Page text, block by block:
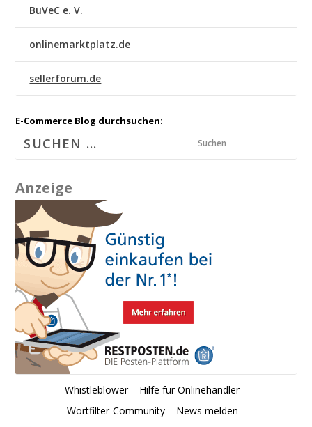
BuVeC e. V.
onlinemarktplatz.de
sellerforum.de
E-Commerce Blog durchsuchen:
Suchen
Anzeige
Whistleblower
Hilfe für Onlinehändler
Wortfilter-Community
News melden